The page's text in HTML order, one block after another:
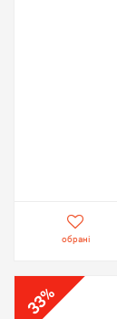
обрані
33
%